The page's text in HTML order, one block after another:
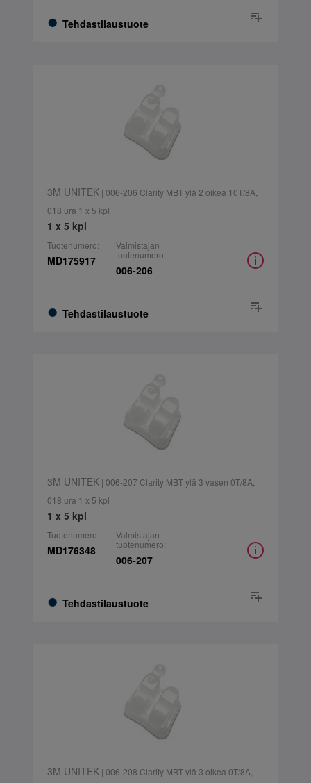
Tehdastilaustuote
3M UNITEK| 006-206 Clarity MBT ylä 2 oikea 10T/8A,
018 ura 1 x 5 kpl
1 x 5 kpl
Tuotenumero:
MD175917
Tehdastilaustuote
Valmistajan
tuotenumero:
006-206
3M UNITEK| 006-207 Clarity MBT ylä 3 vasen 0T/8A,
018 ura 1 x 5 kpl
1 x 5 kpl
Tuotenumero:
MD176348
Tehdastilaustuote
Valmistajan
tuotenumero:
006-207
3M UNITEK| 006-208 Clarity MBT ylä 3 oikea 0T/8A,